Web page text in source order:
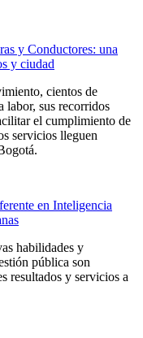
y Conductores: una
y ciudad
cientos de
labor, sus recorridos
el cumplimiento de
servicios lleguen
en Inteligencia
habilidades y
pública son
resultados y servicios a